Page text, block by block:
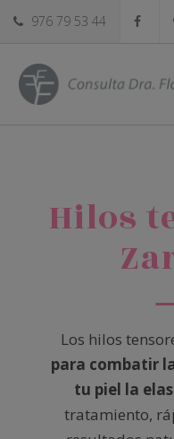
976 79 53 44
Hilos
Los hilos
para combatir
tu piel la
tratamiento,